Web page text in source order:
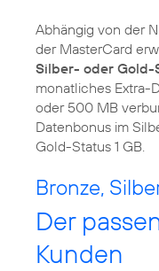
Abhängig von der
der MasterCard
Silber- oder Gold-
monatliches Extra-
oder 500 MB
Datenbonus im
Gold-Status 1 GB.
Bronze,
Der
Kunden